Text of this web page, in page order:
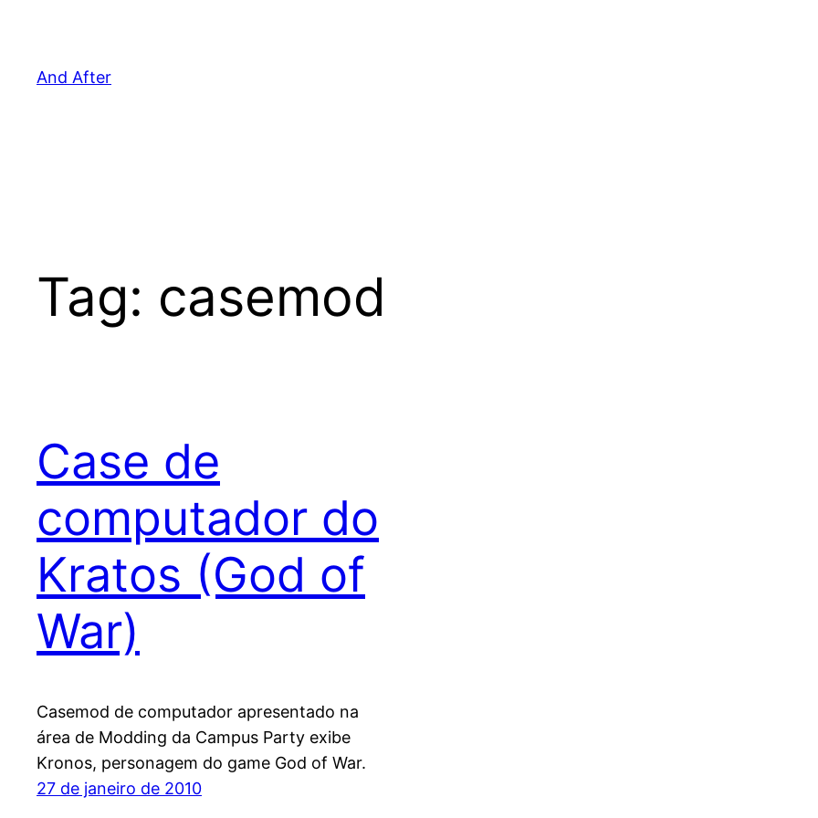
And After
Tag: casemod
Case de
computador do
Kratos (God of
War)
Casemod de computador apresentado na
área de Modding da Campus Party exibe
Kronos, personagem do game God of War.
27 de janeiro de 2010